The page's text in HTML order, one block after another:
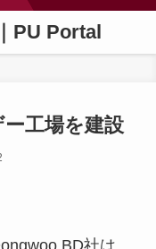
PU Portal
工場を建設
BD社は、